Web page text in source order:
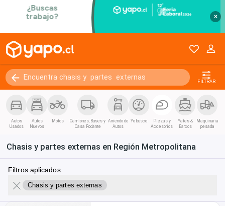
×
FILTRAR
Autos
Usados
Autos
Nuevos
Motos
Camiones, Buses y
Casa Rodante
Arriendo de
Autos
Yo busco
Piezas y
Accesorios
Yates &
Barcos
Maquinaria
pesada
Chasis y partes externas en Región Metropolitana
Filtros aplicados
Chasis y partes externas